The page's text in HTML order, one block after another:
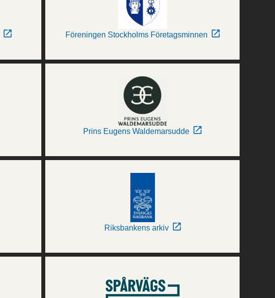
Föreningen Stockholms Företagsminnen
Prins Eugens Waldemarsudde
Riksbankens arkiv